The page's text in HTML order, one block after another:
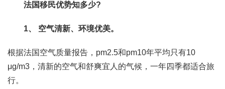
法国移民优势知多少?
1、 空气清新、环境优美。
根据法国空气质量报告，pm2.5和pm10年平均只有10
μg/m3，清新的空气和舒爽宜人的气候，一年四季都适合旅
行。